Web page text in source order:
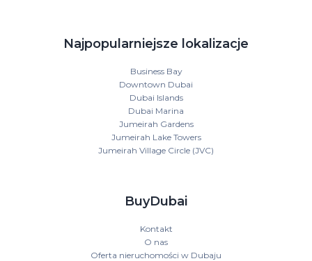
Najpopularniejsze lokalizacje
Business Bay
Downtown Dubai
Dubai Islands
Dubai Marina
Jumeirah Gardens
Jumeirah Lake Towers
Jumeirah Village Circle (JVC)
BuyDubai
Kontakt
O nas
Oferta nieruchomości w Dubaju